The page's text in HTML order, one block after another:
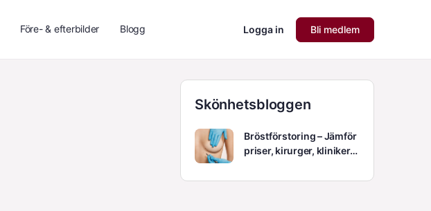
Före- & efterbilder Blogg Logga in Bli medlem
Skönhetsbloggen
Bröstförstoring – Jämför
priser, kirurger, kliniker…